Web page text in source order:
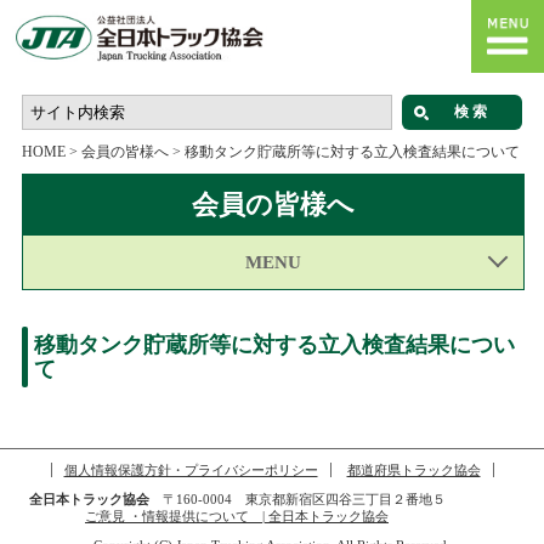
HOME> 会員の皆様へ> 移動タンク貯蔵所等に対する立入検査結果について
会員の皆様へ
MENU
移動タンク貯蔵所等に対する立入検査結果につい
て
個人情報保護方針・プライバシーポリシー
都道府県トラック協会
全日本トラック協会〒160-0004 東京都新宿区四谷三丁目２番地５
ご意見 ・情報提供について | 全日本トラック協会